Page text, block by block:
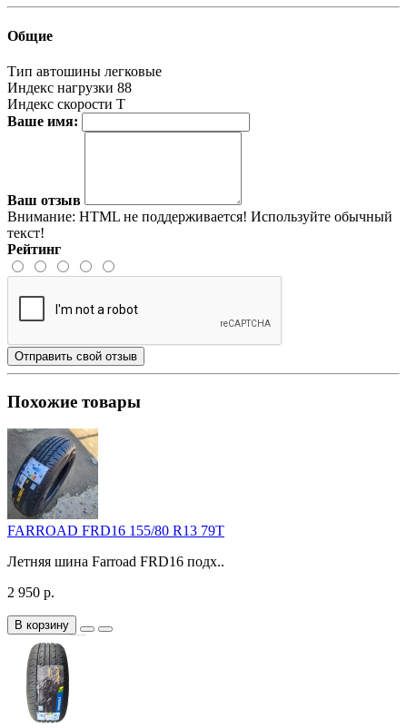
Общие
Тип автошины легковые
Индекс нагрузки 88
Индекс скорости T
Ваше имя:
Ваш отзыв
Внимание: HTML не поддерживается! Используйте обычный
текст!
Рейтинг
Отправить свой отзыв
Похожие товары
FARROAD FRD16 155/80 R13 79T
Летняя шина Farroad FRD16 подх..
2 950 р.
В корзину